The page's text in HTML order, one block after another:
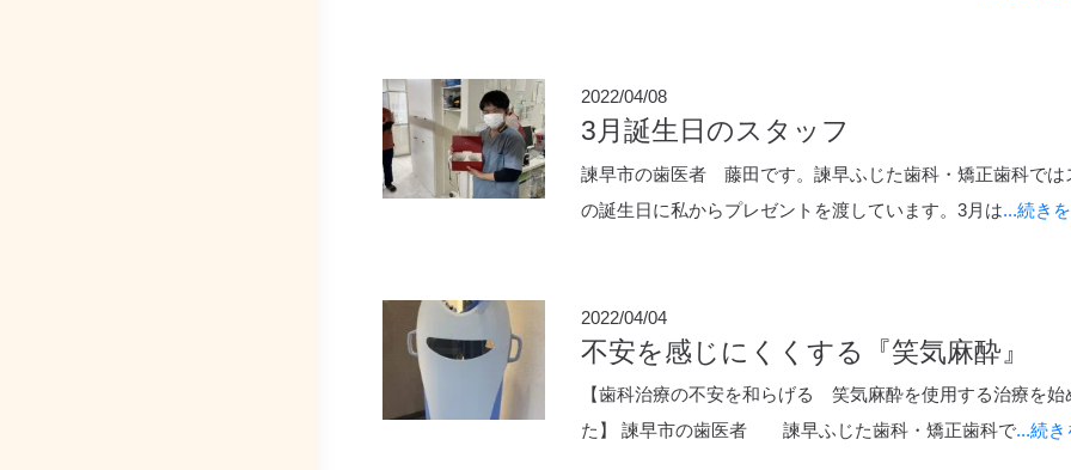
2022/04/08
3月誕生日のスタッフ
諫早市の歯医者 藤田です。諫早ふじた歯科・矯正歯科では
の誕生日に私からプレゼントを渡しています。3月は...続き
2022/04/04
不安を感じにくくする『笑気麻酔』
【歯科治療の不安を和らげる 笑気麻酔を使用する治療を始
た】 諫早市の歯医者 諫早ふじた歯科・矯正歯科で...続